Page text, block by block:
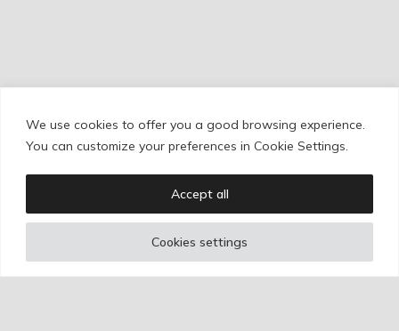
We use cookies to offer you a good browsing experience.
You can customize your preferences in Cookie Settings.
Cookies settings
Accept all
Cookie Policy/Privacy Policy /Legal Warning
Copyright © Ignacio Aguilar
Web development byBonzo Estudio